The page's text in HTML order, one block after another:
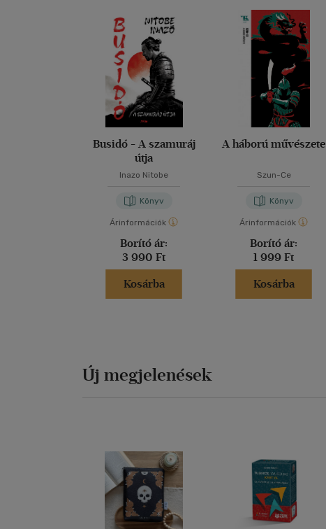
Busidó - A szamuráj
útja
Inazo Nitobe
Könyv
Árinformációk
Borító ár:
3 990 Ft
Kosárba
A háború művészete
Szun-Ce
Könyv
Árinformációk
Borító ár:
1 999 Ft
Kosárba
Új megjelenések